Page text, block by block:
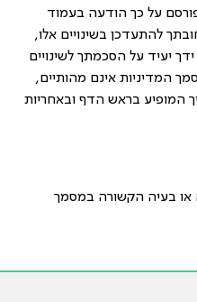
על כך הודעה בעמוד
להתעדכן בשינויים אלו,
יעיד על הסכמתך לשינויים
המדיניות אינם מהותיים,
המופיע בראש הדף ובאחריות
או בעיה הקשורה במסמך